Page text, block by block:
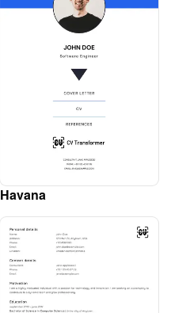
Havana